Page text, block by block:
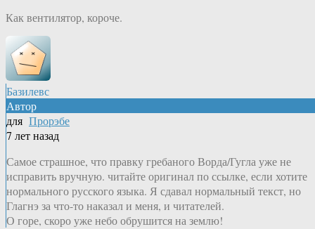
Как вентилятор, короче.
Базилевс
Автор
для Прорэбе
7 лет назад
Самое страшное, что правку гребаного Ворда/Гугла уже не
исправить вручную. читайте оригинал по ссылке, если хотите
нормального русского языка. Я сдавал нормальный текст, но
Глагнэ за что-то наказал и меня, и читателей.
О горе, скоро уже небо обрушится на землю!